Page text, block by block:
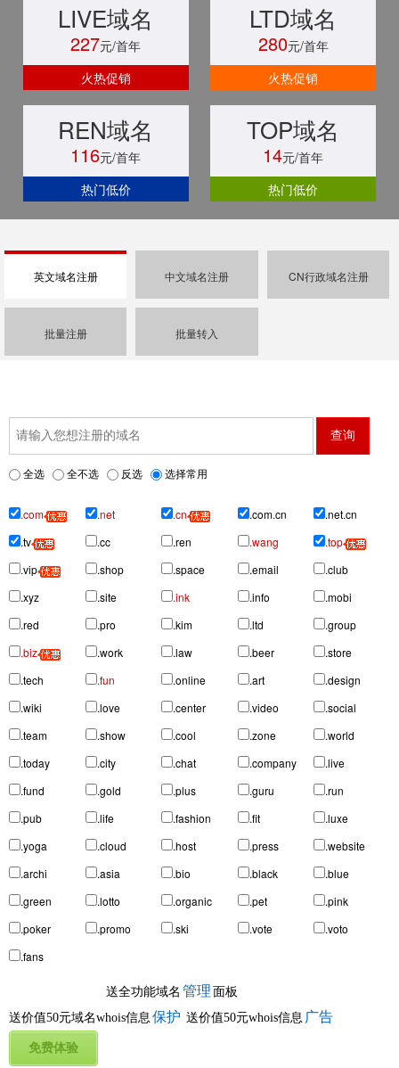
LIVE域名
227元/首年
火热促销
LTD域名
280元/首年
火热促销
REN域名
116元/首年
热门低价
TOP域名
14元/首年
热门低价
英文域名注册 中文域名注册 CN行政域名注册
批量注册 批量转入
全选 全不选 反选 选择常用
.com .net .cn .com.cn
.net.cn
.tv
.cc .ren .wang
.top
.vip
.shop .space .email
.club
.xyz
.site .ink .info
.mobi
.red
.pro .kim .ltd
.group
.biz
.work .law .beer
.store
.tech
.fun .online .art
.design
.wiki
.love .center .video
.social
.team
.show .cool .zone
.world
.today
.city .chat .company
.live
.fund
.gold .plus .guru
.run
.pub
.life .fashion .fit
.luxe
.yoga
.cloud .host .press
.website
.archi
.asia .bio .black
.blue
.green
.lotto .organic .pet
.pink
.poker
.promo .ski .vote
.voto
.fans
送全功能域名 管理 面板
送价值50元域名whois信息 保护 送价值50元whois信息 广告